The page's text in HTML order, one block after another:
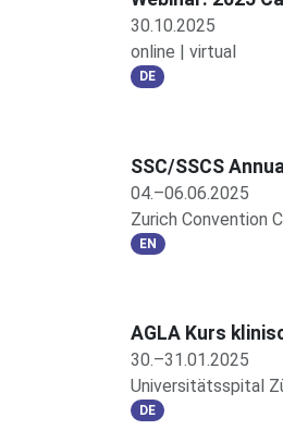
30.10.2025
online | virtual
DE
SSC/SSCS
04.–06.06.2025
Zurich Convention
EN
AGLA Kurs
30.–31.01.2025
Universitätsspital
DE